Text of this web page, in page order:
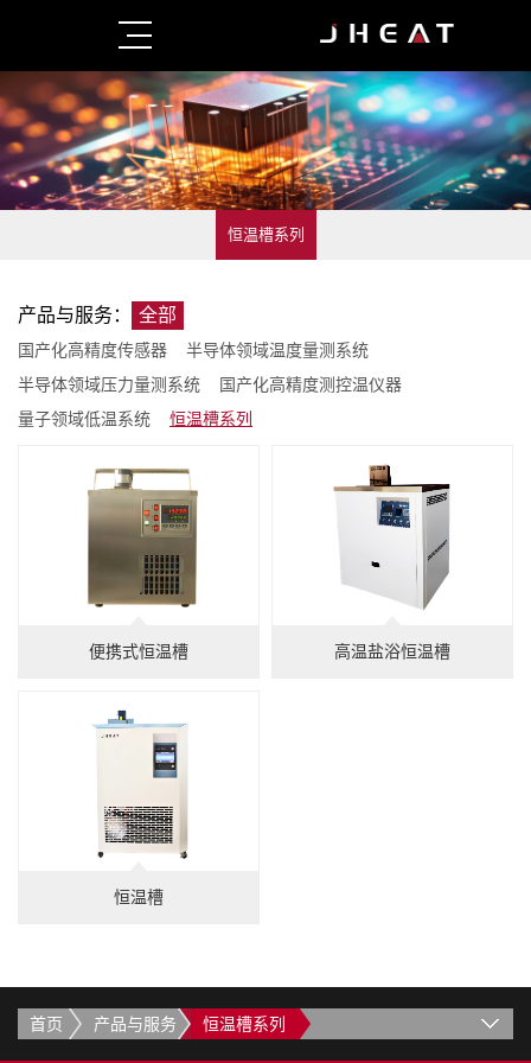
恒温槽系列
产品与服务： 全部
国产化高精度传感器
半导体领域温度量测系统
半导体领域压力量测系统
国产化高精度测控温仪器
量子领域低温系统
恒温槽系列
便携式恒温槽 高温盐浴恒温槽
恒温槽
首页 产品与服务 恒温槽系列